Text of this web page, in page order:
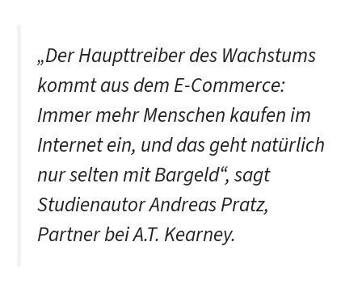
„Der Haupttreiber des Wachstums
kommt aus dem E-Commerce:
Immer mehr Menschen kaufen im
Internet ein, und das geht natürlich
nur selten mit Bargeld“, sagt
Studienautor Andreas Pratz,
Partner bei A.T. Kearney.